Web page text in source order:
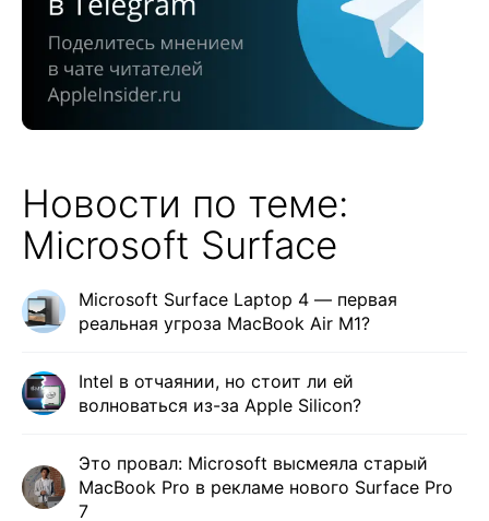
Новости по теме:
Microsoft Surface
Microsoft Surface Laptop 4 — первая
реальная угроза MacBook Air M1?
Intel в отчаянии, но стоит ли ей
волноваться из-за Apple Silicon?
Это провал: Microsoft высмеяла старый
MacBook Pro в рекламе нового Surface Pro
7